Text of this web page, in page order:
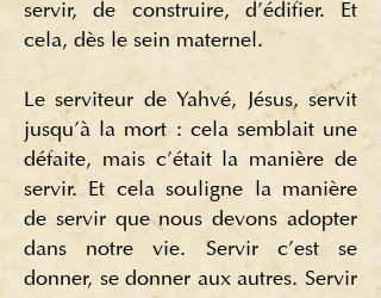
servir, de construire, d'édifier. Et
cela, dès le sein maternel.
Le serviteur de Yahvé, Jésus, servit
jusqu'à la mort : cela semblait une
défaite, mais c'était la manière de
servir. Et cela souligne la manière
de servir que nous devons adopter
dans notre vie. Servir c’est se
donner, se donner aux autres. Servir